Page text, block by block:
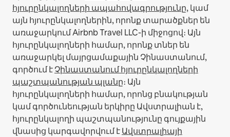
հյուրընկալողների ապահովագրությունը, կամ
այն հյուրընկալողներին, որոնք տարածքներ են
առաջարկում Airbnb Travel LLC-ի միջոցով։ Այն
հյուրընկալողների համար, որոնք տներ են
առաջարկել մայրցամաքային Չինաստանում,
գործում էՉինաստանում հյուրընկալողների
պաշտպանության պլանը։ Այն
հյուրընկալողների համար, որոնց բնակության
կամ գործունեության երկիրը Ավստրալիան է,
հյուրընկալողի պաշտպանությունը գույքային
վնասից կարգավորվում էԱվստրալիայի